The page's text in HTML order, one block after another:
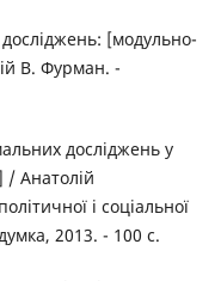
[модульно-
В. Фурман. -
досліджень у
/ Анатолій
і соціальної
2013. - 100 с.